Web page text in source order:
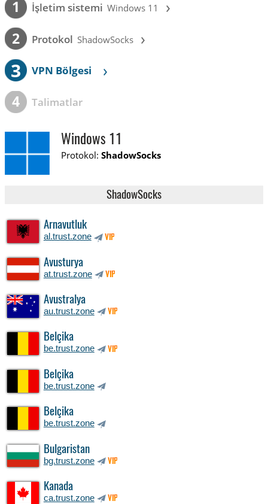
1 İşletim sistemi Windows 11 ›
2 Protokol ShadowSocks ›
3 VPN Bölgesi ›
4 Talimatlar
Windows 11
Protokol:ShadowSocks
ShadowSocks
Arnavutluk
al.trust.zone VIP
Avusturya
at.trust.zone VIP
Avustralya
au.trust.zone VIP
Belçika
be.trust.zone VIP
Belçika
be.trust.zone
Belçika
be.trust.zone
Bulgaristan
bg.trust.zone VIP
Kanada
ca.trust.zone VIP